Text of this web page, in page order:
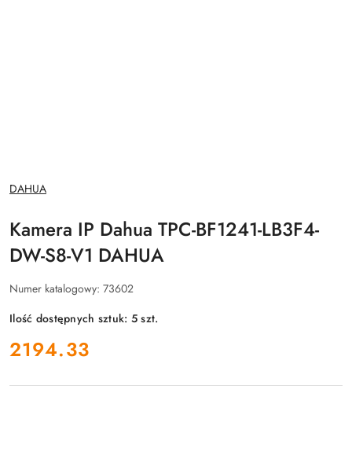
NAZWA
PRODUCENTA:
DAHUA
Kamera IP Dahua TPC-BF1241-LB3F4-
DW-S8-V1 DAHUA
Numer katalogowy: 73602
Ilość dostępnych sztuk: 5szt.
cena:
2194.33